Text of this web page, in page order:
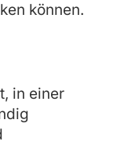
können.
in einer